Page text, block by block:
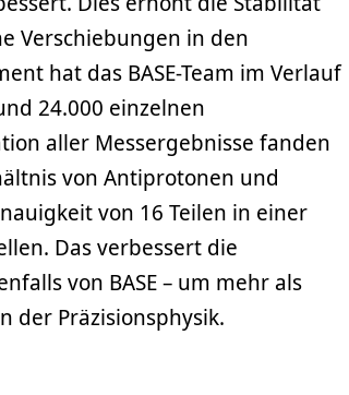
Verschiebungen in den
hat das BASE-Team im Verlauf
24.000 einzelnen
aller Messergebnisse fanden
von Antiprotonen und
von 16 Teilen in einer
Das verbessert die
von BASE – um mehr als
der Präzisionsphysik.